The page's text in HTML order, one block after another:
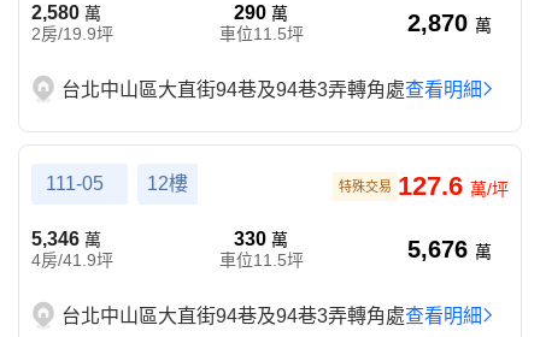
2,580 萬
2房/19.9坪
290萬
車位11.5坪
2,870 萬
台北中山區大直街94巷及94巷3弄轉角處查看明細
111-05 12樓 127.6 萬/坪
特殊交易
5,346 萬
4房/41.9坪
330萬
車位11.5坪
5,676 萬
台北中山區大直街94巷及94巷3弄轉角處查看明細